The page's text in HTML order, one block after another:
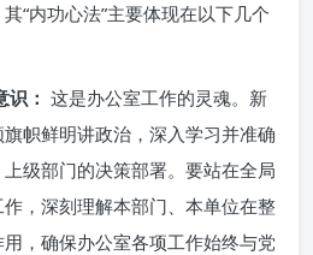
“内功心法”主要体现在以下几个
： 这是办公室工作的灵魂。新
帜鲜明讲政治，深入学习并准确
级部门的决策部署。要站在全局
，深刻理解本部门、本单位在整
，确保办公室各项工作始终与党